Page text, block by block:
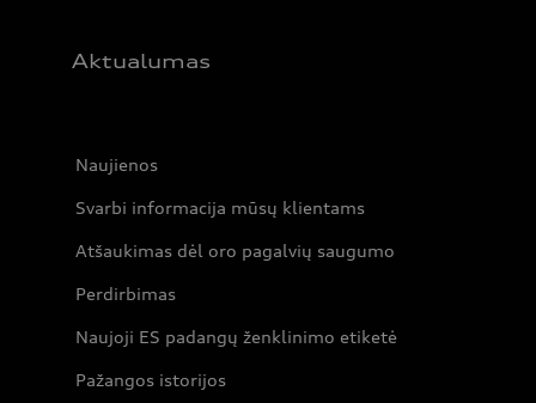
Aktualumas
Naujienos
Svarbi informacija mūsų klientams
Atšaukimas dėl oro pagalvių saugumo
Perdirbimas
Naujoji ES padangų ženklinimo etiketė
Pažangos istorijos